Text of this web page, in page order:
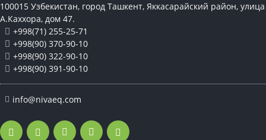
100015 Узбекистан, город Ташкент, Яккасарайский район, улица
А.Каххора, дом 47.
+998(71) 255-25-71
+998(90) 370-90-10
+998(90) 322-90-10
+998(90) 391-90-10
info@nivaeq.com